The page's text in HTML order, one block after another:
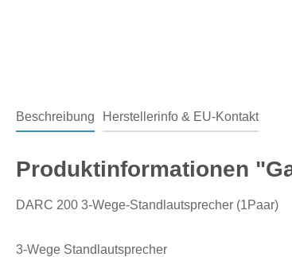
Beschreibung Herstellerinfo & EU-Kontakt
Produktinformationen
DARC 200 3-Wege-Standlautsprecher (1Paar)
3-Wege Standlautsprecher